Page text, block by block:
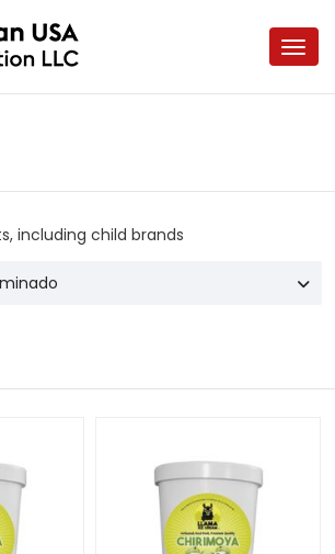
including child brands